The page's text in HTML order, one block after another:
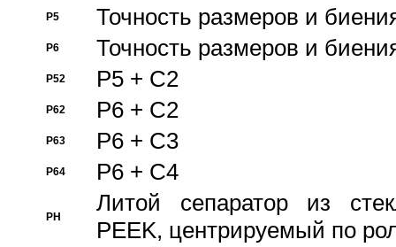
P5 Точность размеров и
P6 Точность размеров и
P52 P5 + C2
P62 P6 + C2
P63 P6 + C3
P64 P6 + C4
PH
Литой сепаратор из
PEEK, центрируемый по